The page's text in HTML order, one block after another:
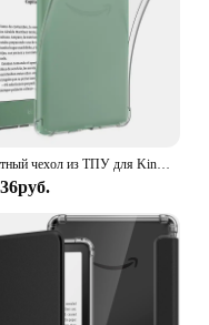
Защитный чехол из ТПУ для Kindle 6 дюймов, 2024, прозрачный чехол для Kindle 6 дюймов, 2022, мягкий чехол для Kindle K11/K12/C2V2L3